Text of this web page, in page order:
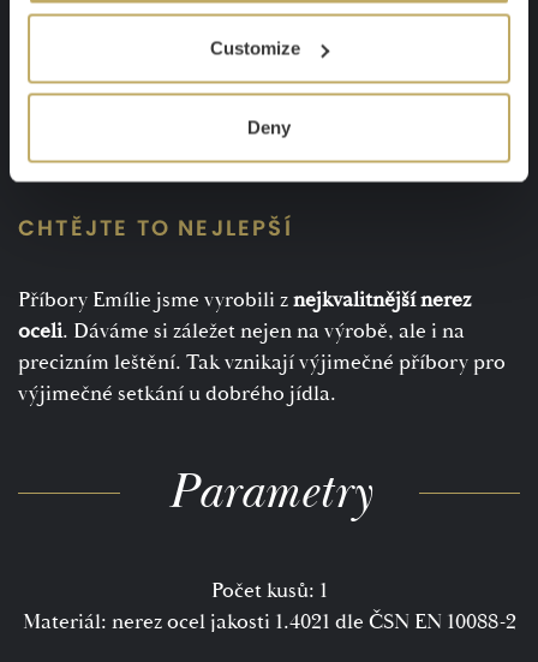
Customize
Deny
Emílie.
Navrhli jsme je pro milovníkyneokázalé krásy, která
těší, ale neruší. V hlavní roli zůstává vaše výtečné jídlo,
ze kterého naše příbory dělají sváteční zážitek.
CHTĚJTE TO NEJLEPŠÍ
Příbory Emílie jsme vyrobili znejkvalitnější nerez
oceli. Dáváme si záležet nejen na výrobě, ale i na
precizním leštění. Tak vznikají výjimečné příbory pro
výjimečné setkání u dobrého jídla.
Parametry
Počet kusů: 1
Materiál: nerez ocel jakosti 1.4021 dle ČSN EN 10088-2